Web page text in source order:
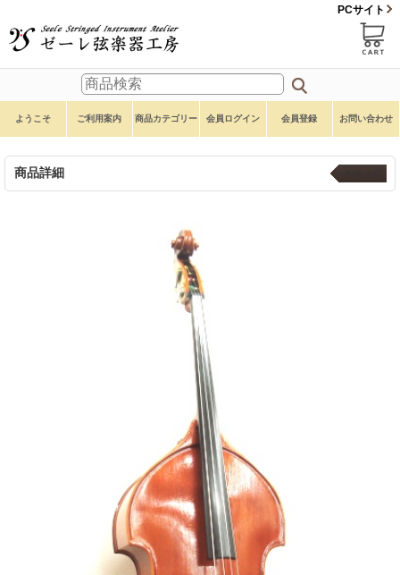
PCサイト
ようこそ ご利用案内 商品カテゴリー 会員ログイン 会員登録 お問い合わせ
商品詳細